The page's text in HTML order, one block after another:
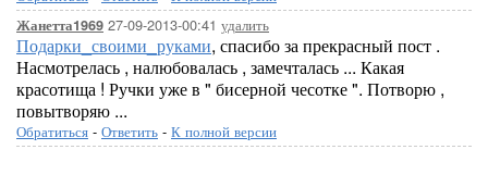
Жанетта1969 27-09-2013-00:41 удалить
Подарки_своими_руками, спасибо за прекрасный пост .
Насмотрелась , налюбовалась , замечталась ... Какая
красотища ! Ручки уже в " бисерной чесотке ". Потворю ,
повытворяю ...
Обратиться - Ответить - К полной версии